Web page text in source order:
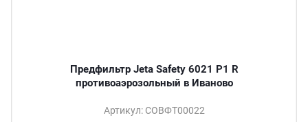
Предфильтр Jeta Safety 6021 P1 R
противоаэрозольный в Иваново
Артикул: СОВФТ00022